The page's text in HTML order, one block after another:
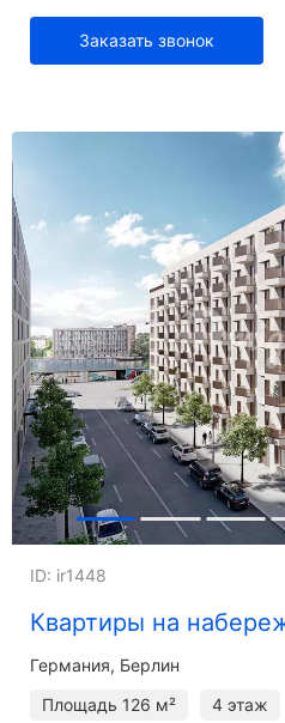
Заказать звонок
Квартиры на
ID: ir1448
Германия, Берлин
Площадь 126 м² 4 этаж